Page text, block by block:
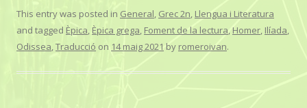
e
b
o
o
t
e
r
i t
A
p
y
i
n
This entry was posted in General, Grec 2n, Llengua i Literatura
and tagged Èpica, Èpica grega, Foment de la lectura,Homer, Ilíada,
Odissea,Traducció on 14 maig 2021 by romeroivan.